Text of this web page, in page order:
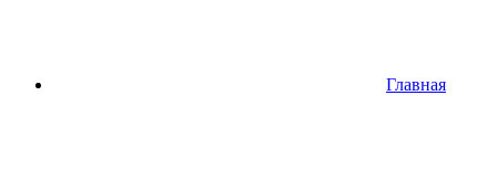
Главная